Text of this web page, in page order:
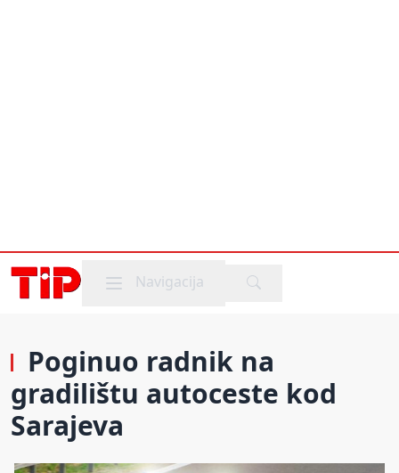
Mobile menu
Navigacija
Poginuo radnik na
gradilištu autoceste kod
Sarajeva